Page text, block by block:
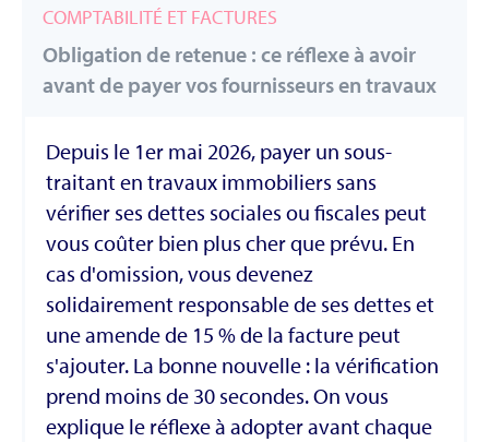
COMPTABILITÉ ET FACTURES
Obligation de retenue : ce réflexe à avoir
avant de payer vos fournisseurs en travaux
Depuis le 1er mai 2026, payer un sous-
traitant en travaux immobiliers sans
vérifier ses dettes sociales ou fiscales peut
vous coûter bien plus cher que prévu. En
cas d'omission, vous devenez
solidairement responsable de ses dettes et
une amende de 15 % de la facture peut
s'ajouter. La bonne nouvelle : la vérification
prend moins de 30 secondes. On vous
explique le réflexe à adopter avant chaque